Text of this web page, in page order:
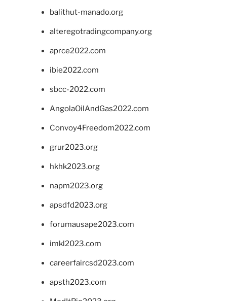
balithut-manado.org
alteregotradingcompany.org
aprce2022.com
ibie2022.com
sbcc-2022.com
AngolaOilAndGas2022.com
Convoy4Freedom2022.com
grur2023.org
hkhk2023.org
napm2023.org
apsdfd2023.org
forumausape2023.com
imkl2023.com
careerfaircsd2023.com
apsth2023.com